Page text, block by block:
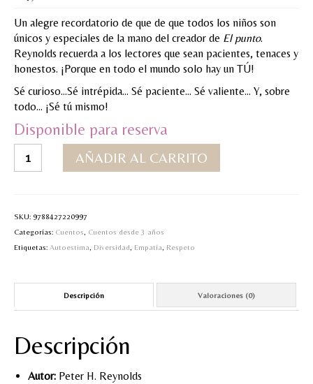
¿QUIÉN SOY?
CREACIONES
BLOG
MI CUENTA
Valoraciones y opiniones de TejiendoLEE un
Un alegre recordatorio de que de que todos los niños son
únicos y especiales de la mano del creador de El punto.
Reynolds recuerda a los lectores que sean pacientes, tenaces y
honestos. ¡Porque en todo el mundo solo hay un TÚ!
Sé curioso…Sé intrépida… Sé paciente… Sé valiente… Y, sobre
todo… ¡Sé tú mismo!
Disponible para reserva
AÑADIR AL CARRITO
SKU: 9788427220997
Categorías: Cuentos
Cuentos desde 3 años
Etiquetas: Autoestima Diversidad Empatía Respeto
Descripción Valoraciones (0)
Descripción
Autor: Peter H. Reynolds